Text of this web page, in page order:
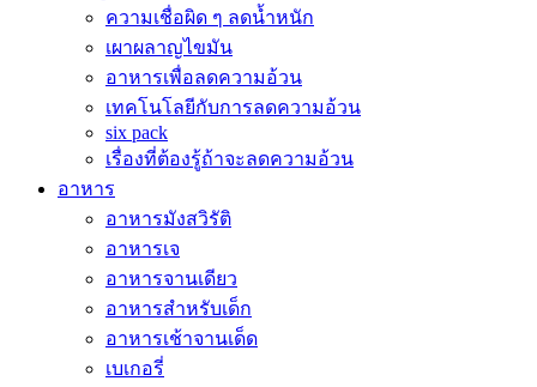
ความเชื่อผิด ๆ ลดน้ำหนัก
เผาผลาญไขมัน
อาหารเพื่อลดความอ้วน
เทคโนโลยีกับการลดความอ้วน
six pack
เรื่องที่ต้องรู้ถ้าจะลดความอ้วน
อาหาร
อาหารมังสวิรัติ
อาหารเจ
อาหารจานเดียว
อาหารสำหรับเด็ก
อาหารเช้าจานเด็ด
เบเกอรี่